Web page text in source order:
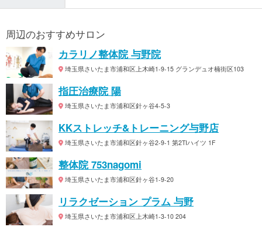
周辺のおすすめサロン
カラリノ整体院 与野院
埼玉県さいたま市浦和区上木崎1-9-15 グランデュオ楠街区103
指圧治療院 陽
埼玉県さいたま市浦和区針ヶ谷4-5-3
KKストレッチ&トレーニング与野店
埼玉県さいたま市浦和区針ヶ谷2-9-1 第2TIハイツ 1F
整体院 753nagomi
埼玉県さいたま市浦和区針ヶ谷1-9-20
リラクゼーション プラム 与野
埼玉県さいたま市浦和区上木崎1-3-10 204